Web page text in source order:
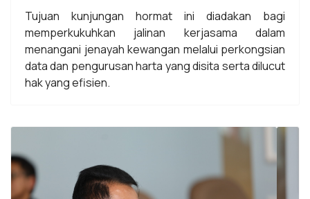
Tujuan kunjungan hormat ini diadakan bagi
memperkukuhkan jalinan kerjasama dalam
menangani jenayah kewangan melalui perkongsian
data dan pengurusan harta yang disita serta dilucut
hak yang efisien.